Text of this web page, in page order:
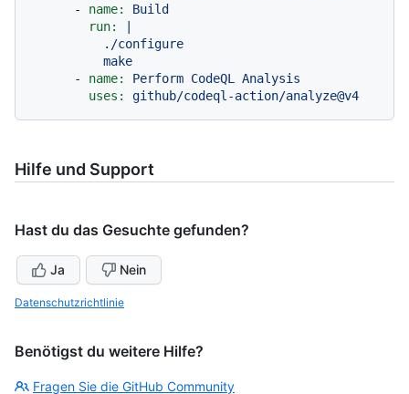
-
name:
Build
run:
|
-
name: Perform CodeQL
Analysis
uses:
github/codeql-action/analyze@v4
Hilfe und Support
Hast du das Gesuchte gefunden?
Ja Nein
Datenschutzrichtlinie
Benötigst du weitere Hilfe?
Fragen Sie die GitHub Community